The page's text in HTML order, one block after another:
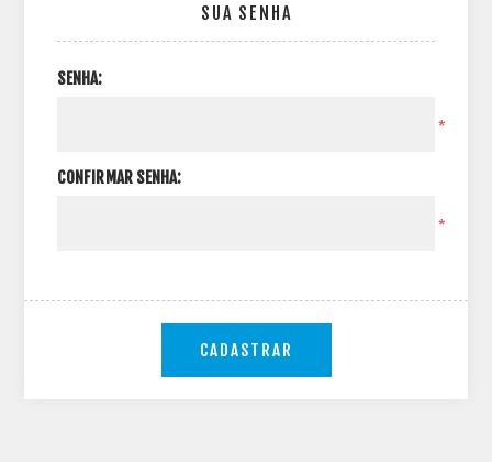
SUA SENHA
SENHA:
*
CONFIRMAR SENHA:
*
CADASTRAR